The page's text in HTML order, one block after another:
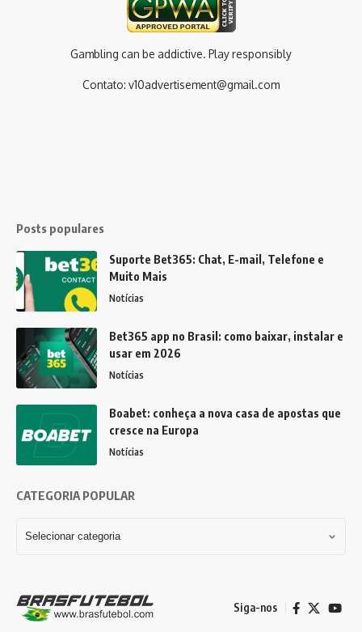
Gambling can be addictive. Play responsibly
Contato: v10advertisement@gmail.com
Posts populares
Suporte Bet365: Chat, E-mail, Telefone e
Muito Mais
Notícias
Bet365 app no Brasil: como baixar, instalar e
usar em 2026
Notícias
Boabet: conheça a nova casa de apostas que
cresce na Europa
Notícias
CATEGORIA POPULAR
Siga-nos